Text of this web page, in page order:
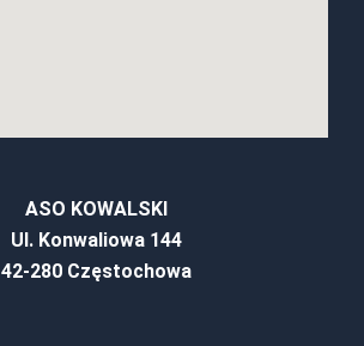
ASO KOWALSKI
Ul. Konwaliowa 144
42-280 Częstochowa